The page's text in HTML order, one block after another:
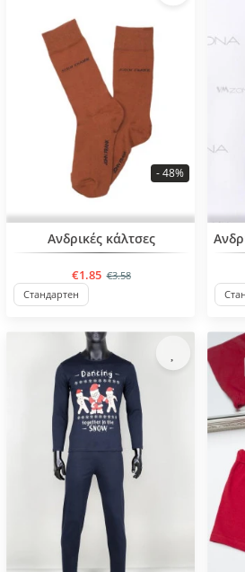
BESTSELLER
Ανδρικές κάλτσες
€1.85 €3.58
- 48%
Стандартен